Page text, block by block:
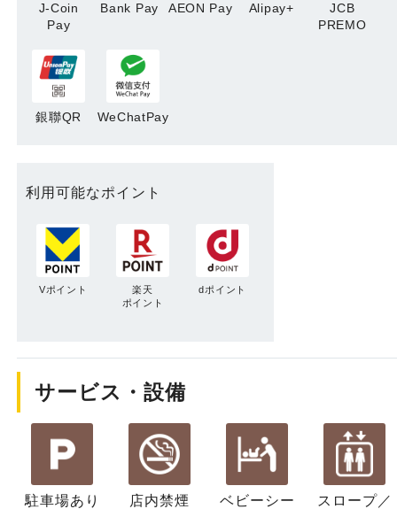
J-Coin
Pay
Bank Pay AEON Pay Alipay+
JCB
PREMO
銀聯QR WeChatPay
利用可能なポイント
Vポイント
楽天
ポイント
dポイント
サービス・設備
駐車場あり 店内禁煙
ベビーシー
スロープ／